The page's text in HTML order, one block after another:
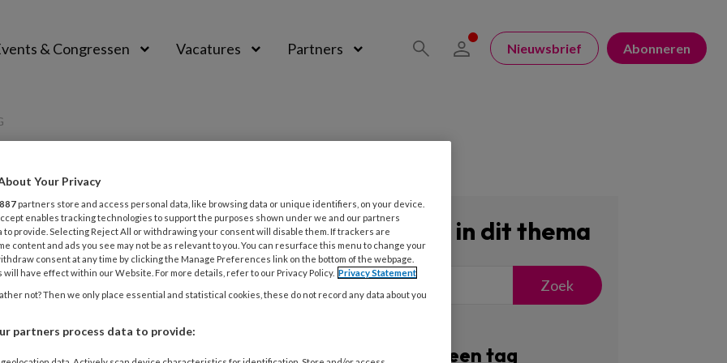
& Congressen Vacatures Partners Nieuwsbrief Abonneren
2022 NIEUWS FINANCIËN EN BEDRIJFSVOERING
uren van de pedagogisch coach
moet registeren
uren van een pedagogisch coach moet
Zoeken in dit thema
Zoek
Filter op een tag
Your Privacy
887 partners store and access personal data, like browsing data or unique identifiers, on your device.
enables tracking technologies to support the purposes shown under we and our partners
to provide. Selecting Reject All or withdrawing your consent will disable them. If trackers are
content and ads you see may not be as relevant to you. You can resurface this menu to change your
consent at any time by clicking the Manage Preferences link on the bottom of the webpage.
will have effect within our Website. For more details, refer to our Privacy Policy. Privacy Statement
not? Then we only place essential and statistical cookies, these do not record any data about you
partners process data to provide: